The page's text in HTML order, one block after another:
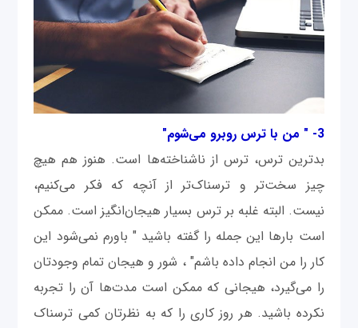
3- " من با ترس روبرو می‌شوم"
بدترین ترس، ترس از ناشناخته‌‌ها است. هنوز هم هیچ
چیز سخت‌تر و ترسناک‌تر از آنچه که فکر می‌کنیم،
نیست. البته غلبه بر ترس بسیار هیجان‌انگیز است. ممکن
است بارها این جمله را گفته باشید " باورم نمی‌شود این
کار را من انجام داده باشم" ، شور و هیجان تمام وجودتان
را می‌گیرد، هیجانی که ممکن است مدت‌ها آن را تجربه
نکرده باشید. هر روز کاری را که به نظرتان کمی ترسناک